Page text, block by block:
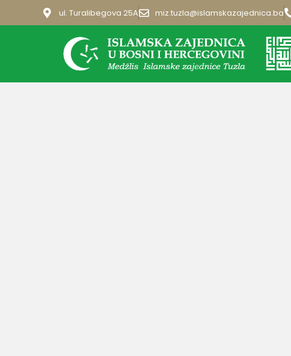
ul. Turalibegova 25A miz.tuzla@islamskazajednica.ba